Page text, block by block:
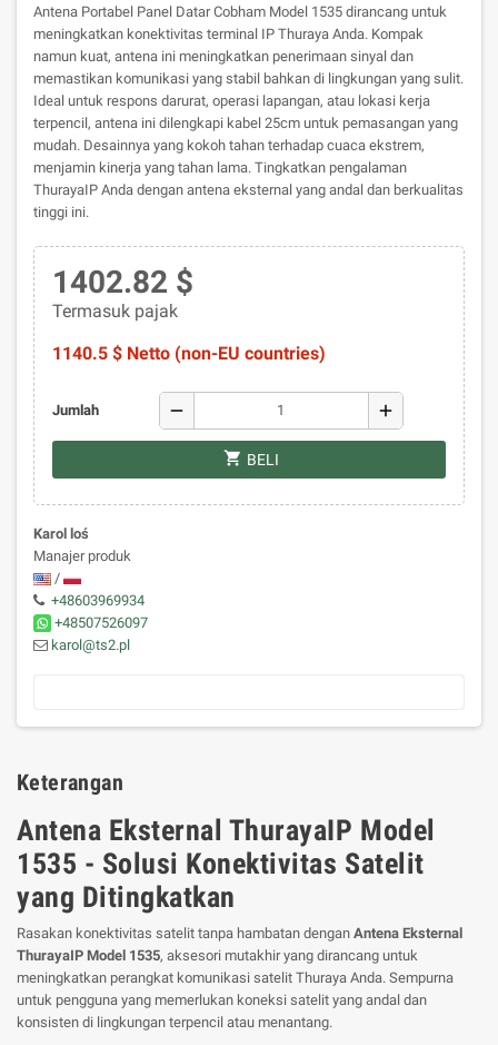
Antena Portabel Panel Datar Cobham Model 1535 dirancang untuk
meningkatkan konektivitas terminal IP Thuraya Anda. Kompak
namun kuat, antena ini meningkatkan penerimaan sinyal dan
memastikan komunikasi yang stabil bahkan di lingkungan yang sulit.
Ideal untuk respons darurat, operasi lapangan, atau lokasi kerja
terpencil, antena ini dilengkapi kabel 25cm untuk pemasangan yang
mudah. Desainnya yang kokoh tahan terhadap cuaca ekstrem,
menjamin kinerja yang tahan lama. Tingkatkan pengalaman
ThurayaIP Anda dengan antena eksternal yang andal dan berkualitas
tinggi ini.
1402.82 $
Termasuk pajak
1140.5 $ Netto (non-EU countries)
Jumlah remove add
shopping_cart BELI
Karol loś
Manajer produk
/
+48603969934
+48507526097
karol@ts2.pl
Keterangan
Antena Eksternal ThurayaIP Model
1535 - Solusi Konektivitas Satelit
yang Ditingkatkan
Rasakan konektivitas satelit tanpa hambatan dengan Antena Eksternal
ThurayaIP Model 1535, aksesori mutakhir yang dirancang untuk
meningkatkan perangkat komunikasi satelit Thuraya Anda. Sempurna
untuk pengguna yang memerlukan koneksi satelit yang andal dan
konsisten di lingkungan terpencil atau menantang.